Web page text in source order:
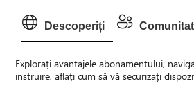
Descoperiți
Explorați avantajele abonamentului,
instruire, aflați cum să vă securizați